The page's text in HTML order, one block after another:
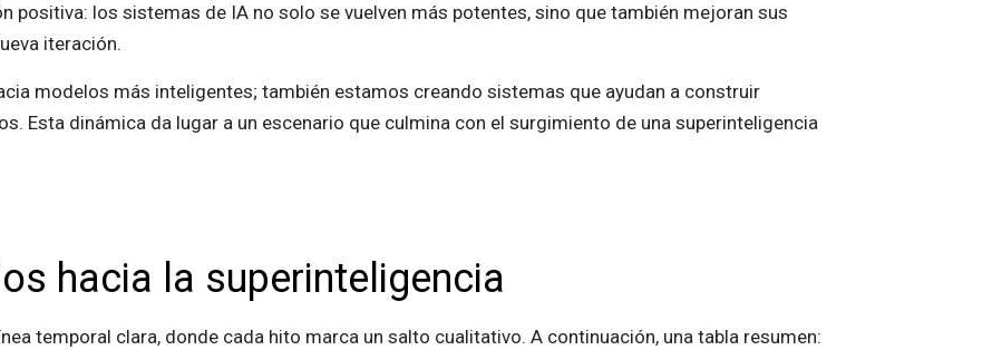
positiva: los sistemas de IA no solo se vuelven más potentes, sino que también mejoran sus
iteración.
modelos más inteligentes; también estamos creando sistemas que ayudan a construir
Esta dinámica da lugar a un escenario que culmina con el surgimiento de una superinteligencia
hacia la superinteligencia
temporal clara, donde cada hito marca un salto cualitativo. A continuación, una tabla resumen: